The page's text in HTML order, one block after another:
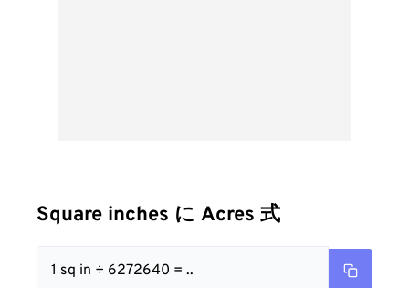
Square inches に Acres 式
1 sq in ÷ 6272640 = ..